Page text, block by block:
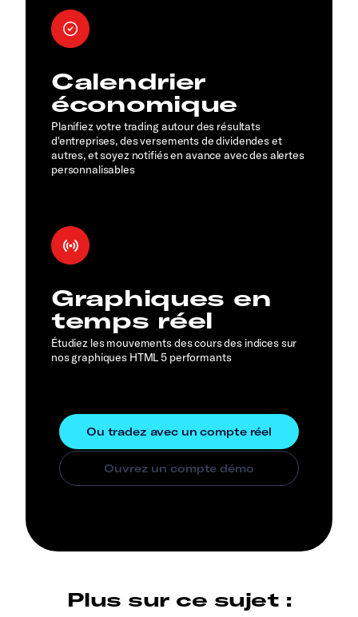
Calendrier
économique
Planifiez votre trading autour des résultats
d'entreprises, des versements de dividendes et
autres, et soyez notifiés en avance avec des alertes
personnalisables
Graphiques en
temps réel
Étudiez les mouvements des cours des indices sur
nos graphiques HTML 5 performants
Plus sur ce sujet :